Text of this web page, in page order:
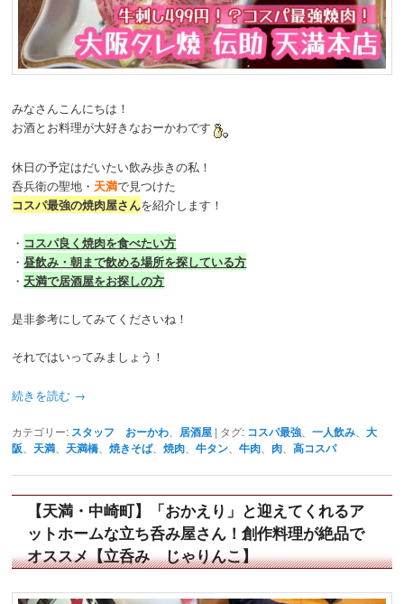
みなさんこんにちは！
お酒とお料理が大好きなおーかわです
休日の予定はだいたい飲み歩きの私！
呑兵衛の聖地・ 天満で見つけた
コスパ最強の焼肉屋さんを紹介します！
・ コスパ良く焼肉を食べたい方
・昼飲み・朝まで飲める場所を探している方
・ 天満で居酒屋をお探しの方
是非参考にしてみてくださいね！
それではいってみましょう！
続きを読む →
カテゴリー: スタッフ おーかわ 居酒屋 | タグ: コスパ最強 、一人飲み 、大
阪
天満 天満橋 、焼きそば、焼肉 、牛タン 、牛肉 肉 、高コスパ
【天満・中崎町】「おかえり」と迎えてくれるア
ットホームな立ち呑み屋さん！創作料理が絶品で
オススメ【立呑み じゃりんこ】